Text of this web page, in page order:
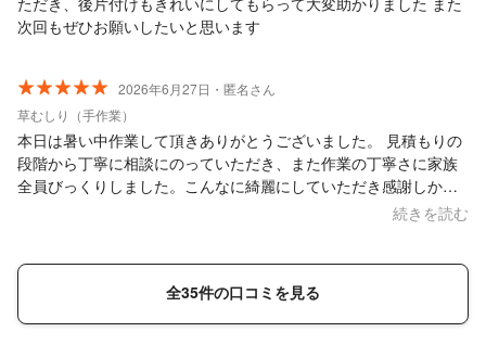
次回もぜひお願いしたいと思います
2026年6月27日・匿名さん
草むしり（手作業）
本日は暑い中作業して頂きありがとうございました。 見積もりの
段階から丁寧に相談にのっていただき、また作業の丁寧さに家族
全員びっくりしました。こんなに綺麗にしていただき感謝しかあ
りません。 ほんとうにありがとうございました。又の機会も是非
続きを読む
全35件の口コミを見る